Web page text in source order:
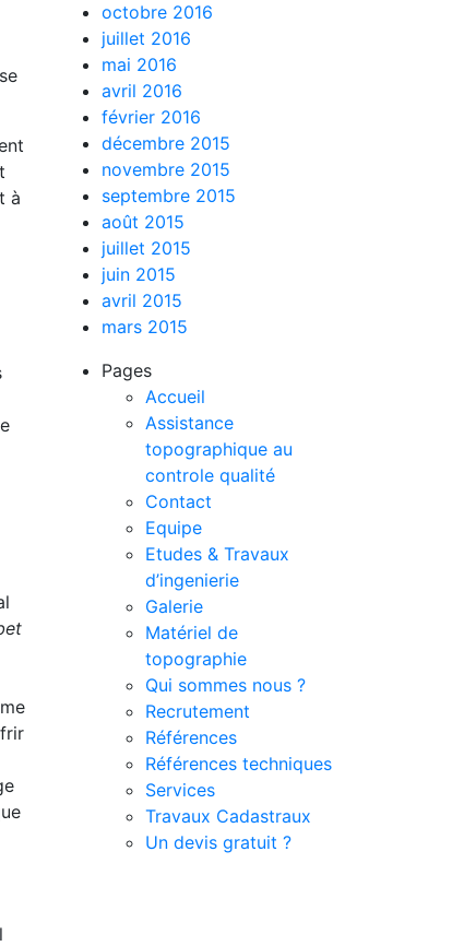
à
octobre 2016
juillet 2016
mai 2016
avril 2016
février 2016
décembre 2015
novembre 2015
septembre 2015
août 2015
juillet 2015
juin 2015
avril 2015
mars 2015
Pages
Accueil
Assistance
topographique au
controle qualité
Contact
Equipe
Etudes & Travaux
d’ingenierie
Galerie
Matériel de
topographie
Qui sommes nous ?
Recrutement
Références
Références techniques
Services
Travaux Cadastraux
Un devis gratuit ?